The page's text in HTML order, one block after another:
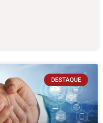
DESTAQUE